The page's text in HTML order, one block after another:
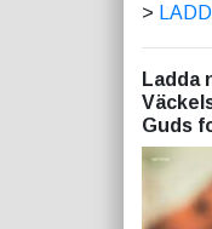
>
Ladda
Guds